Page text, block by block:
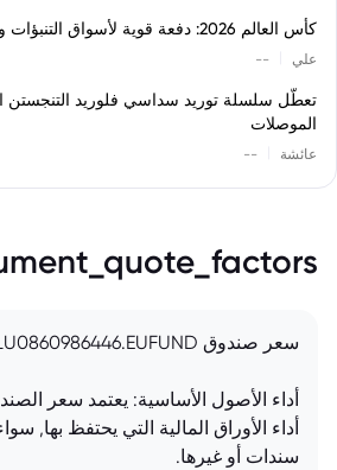
كأس العالم 2026: دفعة قوية لأسواق التنبؤات وتعزيز لـ DraftKings
علي --
تعطّل سلسلة توريد سداسي فلوريد التنجستن
الموصلات
عائشة --
سعر صندوق LU0860986446.EUFUND يتأثر بعوامل عديدة:
أداء الأصول الأساسية: يعتمد سعر
أداء الأوراق المالية التي يحتفظ بها,
سندات أو غيرها.